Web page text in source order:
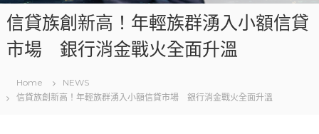
n
信貸族創新高！年輕族群湧入小額信貸
市場 銀行消金戰火全面升溫
Home
NEWS
信貸族創新高！年輕族群湧入小額信貸市場 銀行消金戰火全面升溫